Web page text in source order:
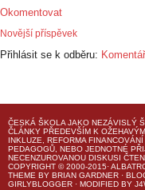
Okomentovat
Novější příspěvek
Přihlásit se k odběru:
ČESKÁ ŠKOLA JAKO NEZÁVISLÝ
ČLÁNKY PŘEDEVŠÍM K
INKLUZE, REFORMA
PEDAGOGŮ, NEBO JEDNOTNÉ
NECENZUROVANOU DISKUSI
COPYRIGHT © 2000-2015·
THEME BY BRIAN GARDNER ·
GIRLYBLOGGER · MODIFIED BY